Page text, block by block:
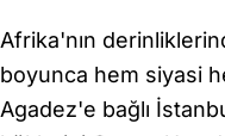
Afrika'nın
boyunca hem siyasi
Agadez'e bağlı